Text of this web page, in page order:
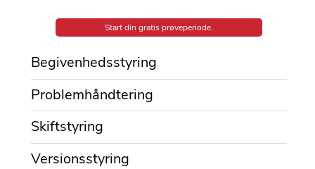
Start din gratis prøveperiode.
Begivenhedsstyring
Problemhåndtering
Skiftstyring
Versionsstyring